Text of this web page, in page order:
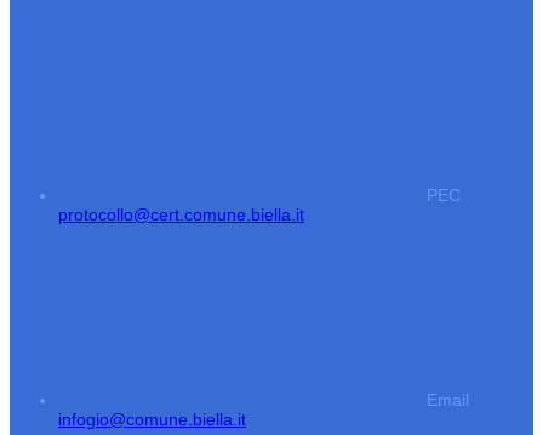
PEC
protocollo@cert.comune.biella.it
Email
infogio@comune.biella.it